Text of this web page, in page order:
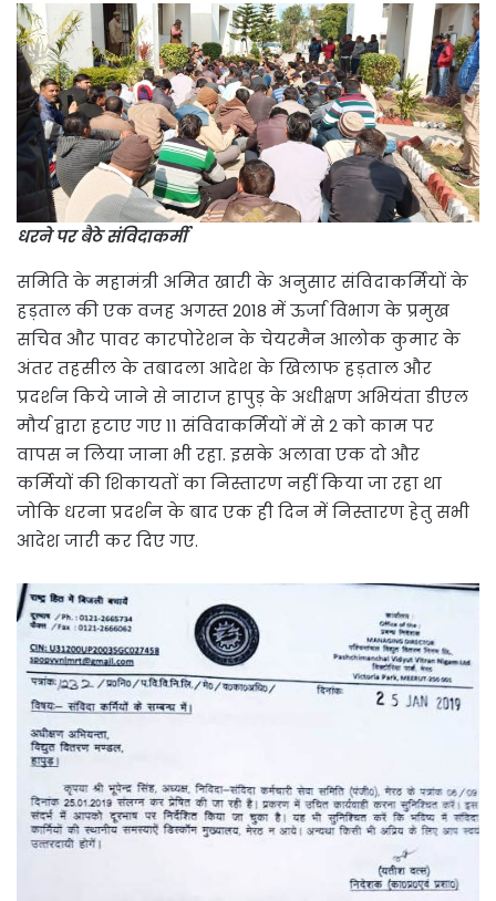
धरने पर बैठे संविदाकर्मी
समिति के महामंत्री अमित खारी के अनुसार संविदाकर्मियों के
हड़ताल की एक वजह अगस्त 2018 में ऊर्जा विभाग के प्रमुख
सचिव और पावर कारपोरेशन के चेयरमैन आलोक कुमार के
अंतर तहसील के तबादला आदेश के खिलाफ हड़ताल और
प्रदर्शन किये जाने से नाराज हापुड़ के अधीक्षण अभियंता डीएल
मौर्य द्वारा हटाए गए 11 संविदाकर्मियों में से 2 को काम पर
वापस न लिया जाना भी रहा. इसके अलावा एक दो और
कर्मियों की शिकायतों का निस्तारण नहीं किया जा रहा था
जोकि धरना प्रदर्शन के बाद एक ही दिन में निस्तारण हेतु सभी
आदेश जारी कर दिए गए.